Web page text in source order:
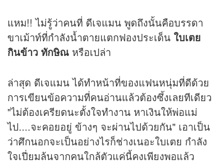
แหม!! ไม่รู้ว่าคนที่ ดีเจแมน พูดถึงนั้นคือบรรดา
ขาเม้าท์ที่กำลังน้ำตายแตกฟองประเด็น ใบเตย
กินข้าว ทักษิณ หรือเปล่า
ล่าสุด ดีเจแมน ได้ทำหน้าที่ของแฟนหนุ่มที่ดีด้วย
การเขียนข้อความที่คนอ่านแล้วต้องซึ้งเลยทีเดียว
"ไม่ต้องเครียดนะตั้งใจทำงาน หาเงินให้พ่อแม่
ไป....จะคอยอยู่ ข้างๆ จะผ่านไปด้วยกัน" เอาเป็น
ว่าศึกนอกจะเป็นอย่างไรก็ช่างเนอะใบเตย กำลัง
ใจเปี่ยมล้นจากคนใกล้ตัวแค่นี้คงเพียงพอแล้ว